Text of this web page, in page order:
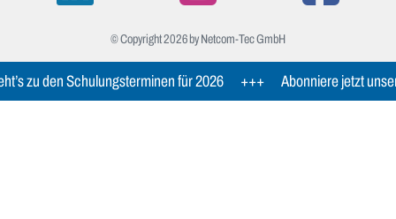
© Copyright 2026 by Netcom-Tec GmbH
zu den Schulungsterminen für 2026 +++ Abonniere jetzt